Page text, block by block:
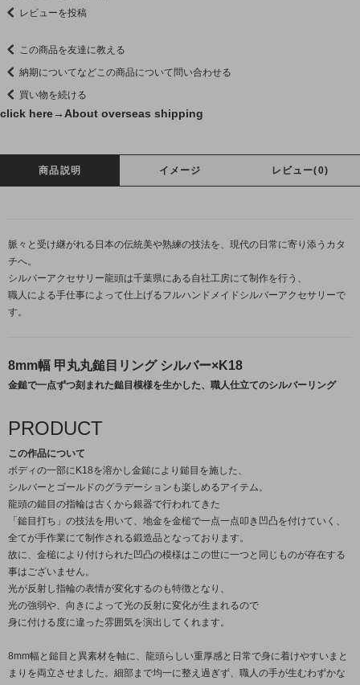
レビューを投稿
この商品を友達に教える
納期についてなどこの商品について問い合わせる
買い物を続ける
click here→ About overseas shipping
商品説明 イメージ レビュー(0)
脈々と受け継がれる日本の伝統美や熟練の技法を、現代の日常に寄り添うカタ
チへ。
シルバーアクセサリー龍頭は千葉県にある自社工房にて制作を行う、
職人による手仕事によって仕上げるフルハンドメイドシルバーアクセサリーで
す。
8mm幅 甲丸丸鎚目リング シルバー×K18
金鎚で一点ずつ刻まれた鎚目模様を生かした、職人仕立てのシルバーリング
PRODUCT
この作品について
ボディの一部にK18を溶かし金鎚により鎚目を施した、
シルバーとゴールドのグラデーションも楽しめるアイテム。
龍頭の鎚目の指輪は古くから銀器で行われてきた
「鎚目打ち」の技法を用いて、地金を金槌で一点一点叩き凹凸を付けていく、
全てが手作業にて制作される鍛造品となっております。
故に、金槌により付けられた凹凸の模様はこの世に一つと同じものが存在する
事はございません。
光が反射し指輪の表情が変化するのも特徴となり、
光の強弱や、向きによって光の反射に変化が生まれるので
身に付ける度に違った雰囲気を演出してくれます。
8mm幅と鎚目と異素材を軸に、龍頭らしい重厚感と日常で身に着けやすいまと
まりを両立させました。細部まで均一に整え過ぎず、職人の手が生むわずかな